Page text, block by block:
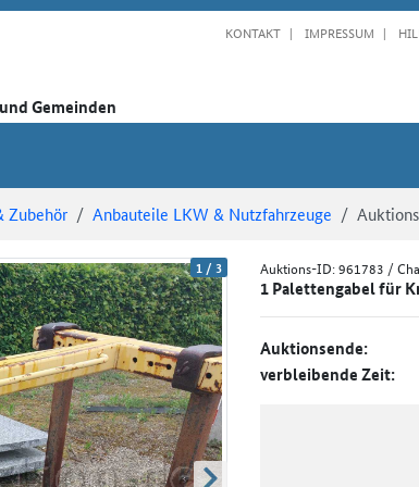
KONTAKT IMPRESSUM
Gemeinden
Zubehör Anbauteile LKW & Nutzfahrzeuge
1 / 3 Auktions-ID:961783 /
1 Palettengabel für
Auktionsende:
verbleibende Zeit: